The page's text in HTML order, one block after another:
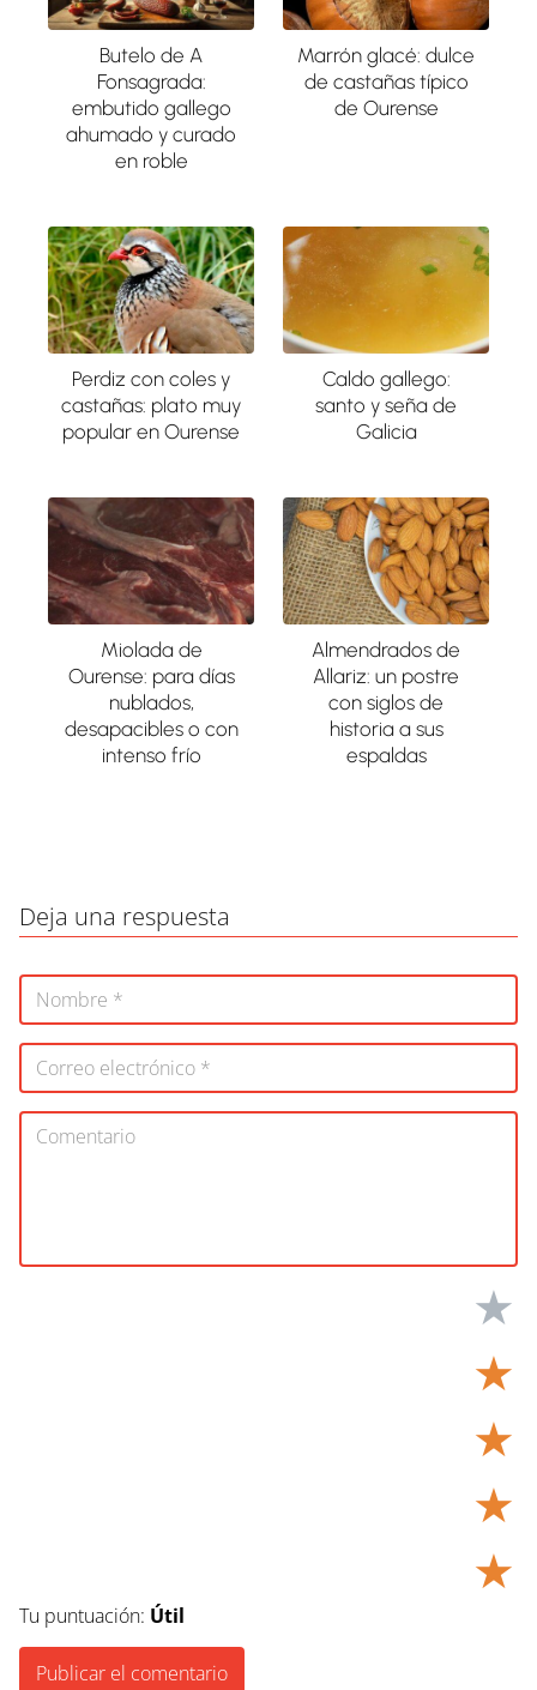
Butelo de A
Fonsagrada:
embutido gallego
ahumado y curado
en roble
Marrón glacé: dulce
de castañas típico
de Ourense
Perdiz con coles y
castañas: plato muy
popular en Ourense
Caldo gallego:
santo y seña de
Galicia
Miolada de
Ourense: para días
nublados,
desapacibles o con
intenso frío
Almendrados de
Allariz: un postre
con siglos de
historia a sus
espaldas
Deja una respuesta
★
★
★
★
★
Tu puntuación: Útil